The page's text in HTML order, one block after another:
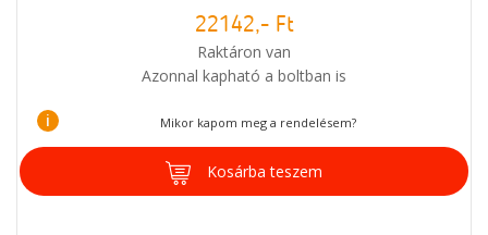
22142,- Ft
Raktáron van
Azonnal kapható a boltban is
i Mikor kapom meg a rendelésem?
Kosárba teszem